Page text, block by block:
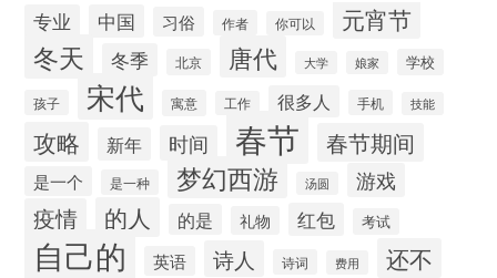
专业 中国 习俗 作者 你可以 元宵节
冬天 冬季 北京 唐代 大学 娘家 学校
孩子 宋代 寓意 工作 很多人 手机 技能
攻略 新年 时间 春节 春节期间
是一个 是一种 梦幻西游 汤圆 游戏
疫情 的人 的是 礼物 红包 考试
自己的 英语 诗人 诗词 费用 还不